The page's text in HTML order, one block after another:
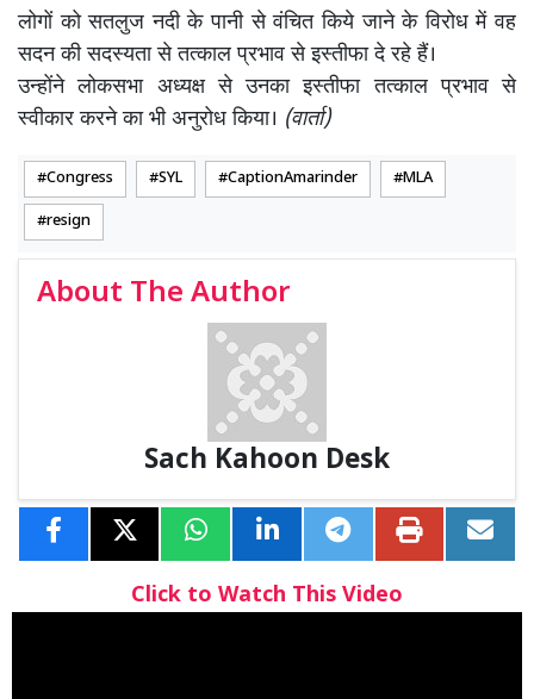
लोगों को सतलुज नदी के पानी से वंचित किये जाने के विरोध में वह
सदन की सदस्यता से तत्काल प्रभाव से इस्तीफा दे रहे हैं।
उन्होंने लोकसभा अध्यक्ष से उनका इस्तीफा तत्काल प्रभाव से
स्वीकार करने का भी अनुरोध किया। (वार्ता)
Congress SYL CaptionAmarinder MLA
resign
About The Author
Sach Kahoon Desk
Click to Watch This Video